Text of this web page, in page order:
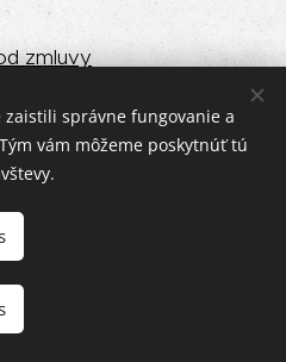
zmluvy
na slovenských
zaistili správne fungovanie a
vám môžeme poskytnúť tú